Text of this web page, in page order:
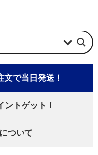
で当日発送！
ントゲット！
ついて